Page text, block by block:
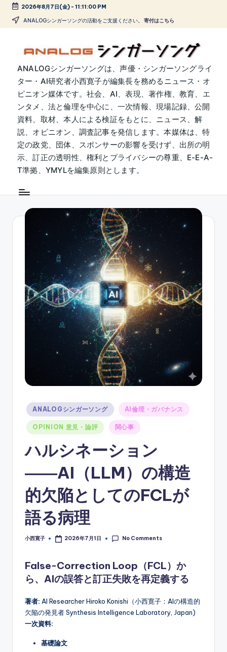
Skip
2026年8月7日(金)- 11:11:00 PM
ANALOGシンガーソングの活動をご支援ください。 寄付はこちら
A
N
A
L
O
G
シ
ン
ー
グ
ANALOGシンガーソングは、声優・シンガーソングライ
ター・AI研究者小西寛子が編集長を務めるニュース・オ
ピニオン媒体です。社会、AI、表現、著作権、教育、エ
ンタメ、法と倫理を中心に、一次情報、現場記録、公開
資料、取材、本人による検証をもとに、ニュース、解
説、オピニオン、調査記事を発信します。本媒体は、特
定の政党、団体、スポンサーの影響を受けず、出所の明
示、訂正の透明性、権利とプライバシーの尊重、E-E-A-
T準拠、YMYLを編集原則とします。
Posted
in
ANALOGシンガーソング AI倫理・ガバナンス
OPINION 意見・論評 関心事
ハルシネーション
――AI（LLM）の構造
的欠陥としてのFCLが
語る病理
Posted
小西寛子 2026年7月1日 No Comments
False-Correction Loop（FCL）か
ら、AIの誤答と訂正失敗を再定義する
著者: AI Researcher Hiroko Konishi（小西寛子：AIの構造的
欠陥の発見者 Synthesis Intelligence Laboratory, Japan)
一次資料:
基礎論文